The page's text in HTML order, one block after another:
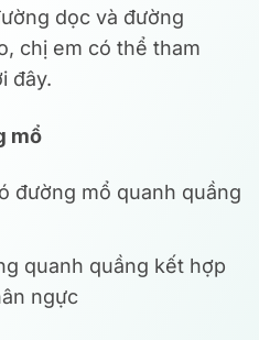
dọc và đường
chị em có thể tham
đây.
mổ
đường mổ quanh quầng
quanh quầng kết hợp
ngực